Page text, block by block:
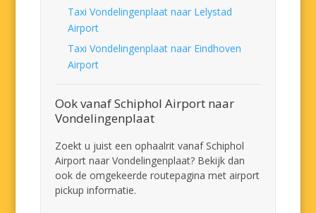
Taxi Vondelingenplaat naar Lelystad
Airport
Taxi Vondelingenplaat naar Eindhoven
Airport
Ook vanaf Schiphol Airport naar
Vondelingenplaat
Zoekt u juist een ophaalrit vanaf Schiphol
Airport naar Vondelingenplaat? Bekijk dan
ook de omgekeerde routepagina met airport
pickup informatie.